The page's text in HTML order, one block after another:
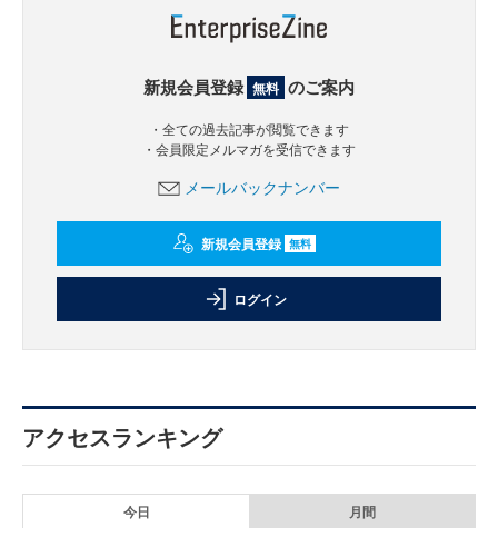
新規会員登録 無料 のご案内
・全ての過去記事が閲覧できます
・会員限定メルマガを受信できます
メールバックナンバー
新規会員登録 無料
ログイン
アクセスランキング
今日 月間